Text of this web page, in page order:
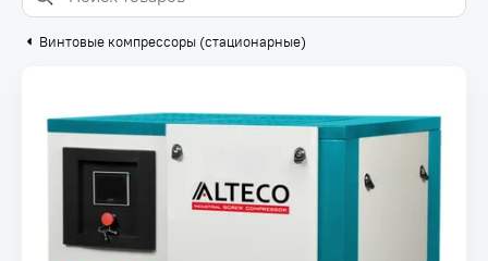
Винтовые компрессоры (стационарные)